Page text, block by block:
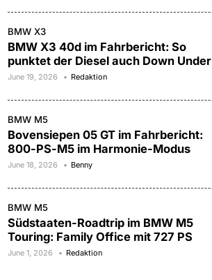
BMW X3
BMW X3 40d im Fahrbericht: So
punktet der Diesel auch Down Under
June 19, 2026 Redaktion
BMW M5
Bovensiepen 05 GT im Fahrbericht:
800-PS-M5 im Harmonie-Modus
June 18, 2026 Benny
BMW M5
Südstaaten-Roadtrip im BMW M5
Touring: Family Office mit 727 PS
June 1, 2026 Redaktion